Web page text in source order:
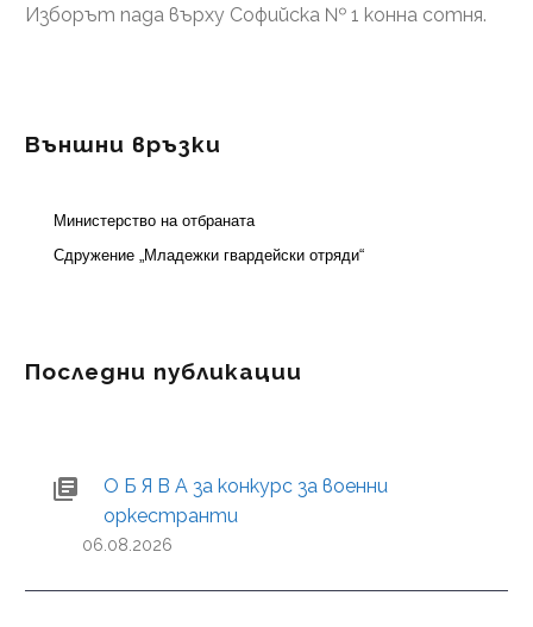
Изборът пада върху Софийска № 1 конна сотня.
Външни връзки
Министерство на отбраната
Сдружение „Младежки гвардейски отряди“
Последни публикации
О Б Я В А за конкурс за военни
оркестранти
06.08.2026